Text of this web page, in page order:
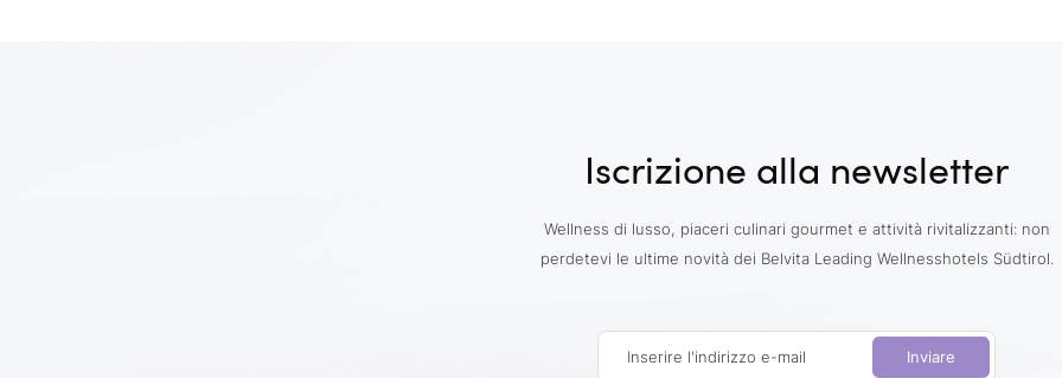
Iscrizione alla newsletter
Wellness di lusso, piaceri culinari gourmet e attività rivitalizzanti: non
perdetevi le ultime novità dei Belvita Leading Wellnesshotels Südtirol.
Inserire l'indirizzo e-mail Inviare